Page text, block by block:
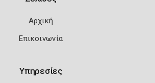
Αρχική
Επικοινωνία
Υπηρεσίες